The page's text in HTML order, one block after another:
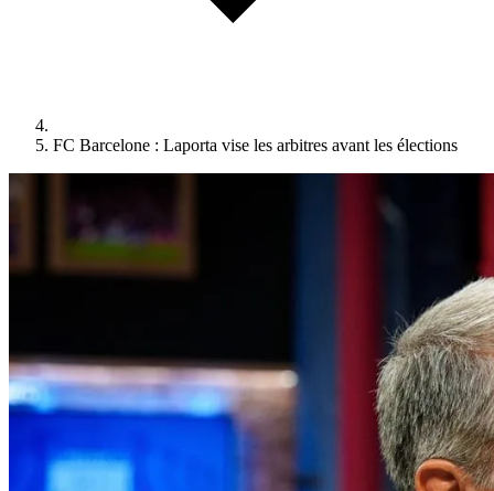
FC Barcelone : Laporta vise les arbitres avant les élections